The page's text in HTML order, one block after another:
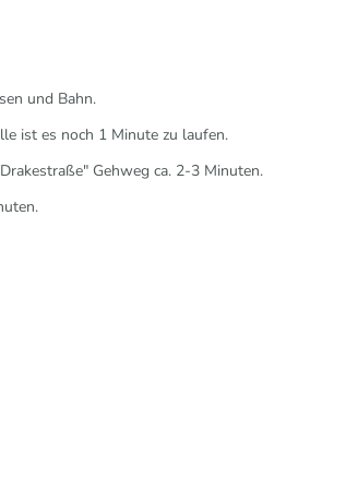
und Bahn.
ist es noch 1 Minute zu laufen.
Gehweg ca. 2-3 Minuten.